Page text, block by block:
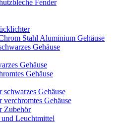
Fender
Stahl Aluminium Gehäuse
Gehäuse
Gehäuse
Gehäuse
schwarzes Gehäuse
verchromtes Gehäuse
Zubehör
Leuchtmittel